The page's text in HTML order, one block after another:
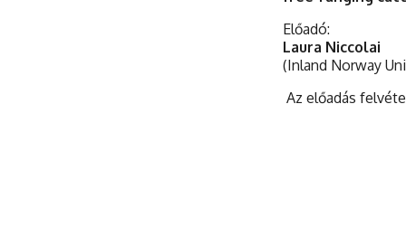
Előadó:
Laura Niccolai
(Inland Norway
Az előadás